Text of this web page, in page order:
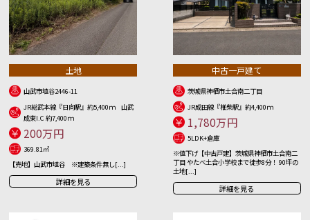
土地
山武市埴谷2446-11
JR総武本線『日向駅』約5,400ｍ 山武
成東I.C 約7,400ｍ
200万円
369.81㎡
【売地】山武市埴谷 ※建築条件無し[...]
詳細を見る
中古一戸建て
茨城県神栖市土合南二丁目
JR成田線『椎柴駅』約4,400ｍ
1,780万円
5LDK+倉庫
※値下げ【中古戸建】茨城県神栖市土合南二
丁目 やたべ土合小学校まで徒歩8分！ 90坪の
土地[...]
詳細を見る